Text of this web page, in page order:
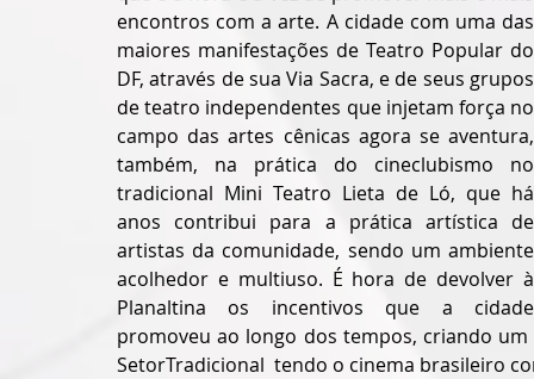
encontros com a arte. A cidade com uma das
maiores manifestações de Teatro Popular do
DF, através de sua Via Sacra, e de seus grupos
de teatro independentes que injetam força no
campo das artes cênicas agora se aventura,
também, na prática do cineclubismo no
tradicional Mini Teatro Lieta de Ló, que há
anos contribui para a prática artística de
artistas da comunidade, sendo um ambiente
acolhedor e multiuso. É hora de devolver à
Planaltina os incentivos que a cidade
promoveu ao longo dos tempos, criando
SetorTradicional  tendo o cinema brasileiro